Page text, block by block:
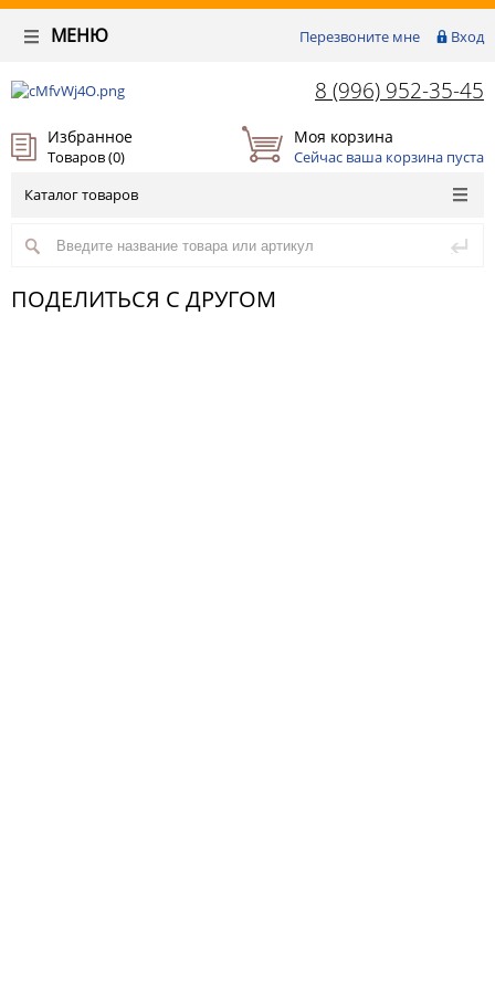
Перезвоните мне Вход
МЕНЮ
8 (996) 952-35-45
Избранное
Товаров (0)
Моя корзина
Сейчас ваша корзина пуста
Каталог товаров
ПОДЕЛИТЬСЯ С ДРУГОМ